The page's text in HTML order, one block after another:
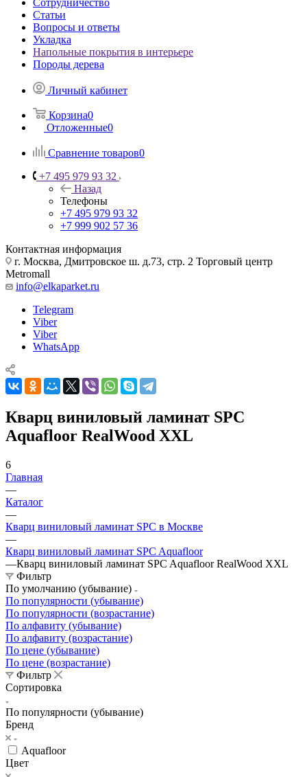
Сотрудничество
Статьи
Вопросы и ответы
Укладка
Напольные покрытия в интерьере
Породы дерева
Личный кабинет
Корзина0
Отложенные0
Сравнение товаров0
+7 495 979 93 32
Назад
Телефоны
+7 495 979 93 32
+7 999 902 57 36
Контактная информация
г. Москва, Дмитровское ш. д.73, стр. 2 Торговый центр
Metromall
info@elkaparket.ru
Telegram
Viber
Viber
WhatsApp
Кварц виниловый ламинат SPC
Aquafloor RealWood XXL
6
Главная
—
Каталог
—
Кварц виниловый ламинат SPC в Москве
—
Кварц виниловый ламинат SPC Aquafloor
—Кварц виниловый ламинат SPC Aquafloor RealWood XXL
Фильтр
По умолчанию (убывание)
По популярности (убывание)
По популярности (возрастание)
По алфавиту (убывание)
По алфавиту (возрастание)
По цене (убывание)
По цене (возрастание)
Фильтр
Сортировка
По популярности (убывание)
Бренд
Aquafloor
Цвет